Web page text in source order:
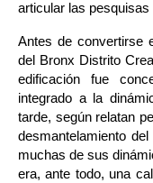
articular las
Antes de convertirse
del Bronx Distrito
edificación fue
integrado a la
tarde, según relatan
desmantelamiento
muchas de sus
era, ante todo, una